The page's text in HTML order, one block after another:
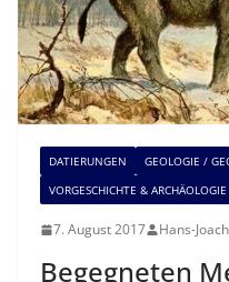
DATIERUNGEN GEOLOGIE /
VORGESCHICHTE & ARCHÄOLOGIE
7. August 2017 Hans-
Begegneten